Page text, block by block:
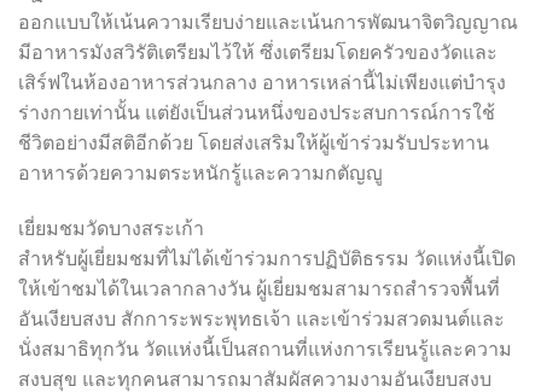
ออกแบบให้เน้นความเรียบง่ายและเน้นการพัฒนาจิตวิญญาณ
มีอาหารมังสวิรัติเตรียมไว้ให้ ซึ่งเตรียมโดยครัวของวัดและ
เสิร์ฟในห้องอาหารส่วนกลาง อาหารเหล่านี้ไม่เพียงแต่บำรุง
ร่างกายเท่านั้น แต่ยังเป็นส่วนหนึ่งของประสบการณ์การใช้
ชีวิตอย่างมีสติอีกด้วย โดยส่งเสริมให้ผู้เข้าร่วมรับประทาน
อาหารด้วยความตระหนักรู้และความกตัญญู
เยี่ยมชมวัดบางสระเก้า
สำหรับผู้เยี่ยมชมที่ไม่ได้เข้าร่วมการปฏิบัติธรรม วัดแห่งนี้เปิด
ให้เข้าชมได้ในเวลากลางวัน ผู้เยี่ยมชมสามารถสำรวจพื้นที่
อันเงียบสงบ สักการะพระพุทธเจ้า และเข้าร่วมสวดมนต์และ
นั่งสมาธิทุกวัน วัดแห่งนี้เป็นสถานที่แห่งการเรียนรู้และความ
สงบสุข และทุกคนสามารถมาสัมผัสความงามอันเงียบสงบ